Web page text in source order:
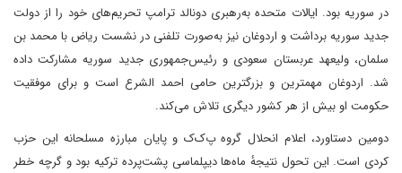
در سوریه بود. ایالات متحده به‌رهبری دونالد ترامپ تحریم‌های خود را از دولت
جدید سوریه برداشت و اردوغان نیز به‌صورت تلفنی در نشست ریاض با محمد بن
سلمان، ولیعهد عربستان سعودی و رئیس‌جمهوری جدید سوریه مشارکت داده
شد. اردوغان مهمترین و بزرگترین حامی احمد الشرع است و برای موفقیت
حکومت او بیش از هر کشور دیگری تلاش می‌کند.
دومین دستاورد، اعلام انحلال گروه پ‌ک‌ک و پایان مبارزه مسلحانه این حزب
کردی است. این تحول نتیجهٔ ماه‌ها دیپلماسی پشت‌پرده ترکیه بود و گرچه خطر